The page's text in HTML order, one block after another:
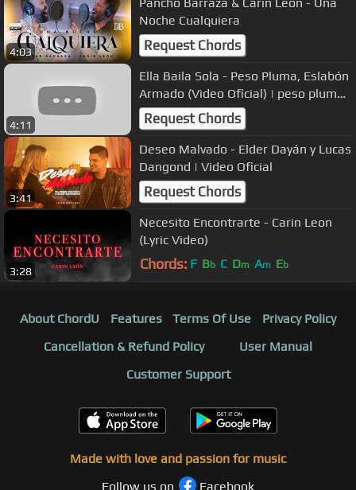
4:03
Noche Cualquiera
Request Chords
4:11
Ella Baila Sola - Peso Pluma, Eslabón
Armado (Video Oficial) | peso pluma
ella baila sola
Request Chords
3:41
Deseo Malvado - Elder Dayán y Lucas
Dangond | Video Oficial
Request Chords
3:28
Necesito Encontrarte - Carin Leon
(Lyric Video)
Chords: F Bb C Dm Am Eb
About ChordU Features Terms Of Use
Privacy Policy
Cancellation & Refund Policy
User Manual
Customer Support
Made with love and passion for music
Follow us on
Facebook